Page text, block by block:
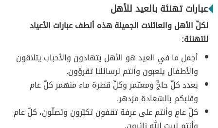
عبارات تهنئة بالعيد للأهل
لكلّ الأهل والعائلات الجميلة هذه ألطف عبارات الأعياد
للتهنئة:
أجمل ما في العيد هو الأهل يتهادون والأحباب يتلاقون
والأطفال يلعبون وأنتم لرسائلنا تقرؤون.
بعدد كلّ حاجٍّ ومعتمر وكلّ قطرة ماء منهمر كلّ عام
وقلبكم بالسّعادة مزدهر.
كلّ عامٍ وأنتم على عرفة تقفون تكبّرون وتصلّون، كلّ عام